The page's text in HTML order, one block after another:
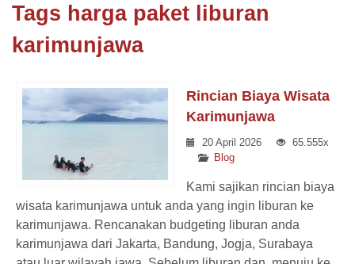
Tags harga paket liburan
karimunjawa
Rincian Biaya Wisata
Karimunjawa
20 April 2026
65.555x
Blog
Kami sajikan rincian biaya
wisata karimunjawa untuk anda yang ingin liburan ke
karimunjawa. Rencanakan budgeting liburan anda
karimunjawa dari Jakarta, Bandung, Jogja, Surabaya